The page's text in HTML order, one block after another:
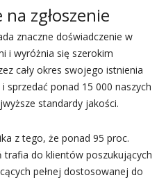
zgłoszenie
znaczne doświadczenie w
i wyróżnia się szerokim
cały okres swojego istnienia
sprzedać ponad 15 000 naszych
standardy jakości.
z tego, że ponad 95 proc.
trafia do klientów poszukujących
pełnej dostosowanej do